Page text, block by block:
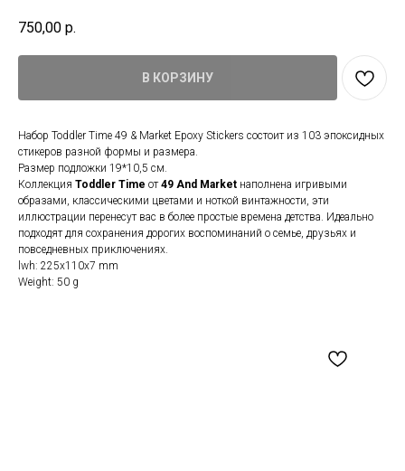
750,00 р.
В КОРЗИНУ
Набор Toddler Time 49 & Market Epoxy Stickers состоит из 103 эпоксидных
стикеров разной формы и размера.
Размер подложки 19*10,5 см.
Коллекция Toddler Time от49 And Market наполнена игривыми
образами, классическими цветами и ноткой винтажности, эти
иллюстрации перенесут вас в более простые времена детства. Идеально
подходят для сохранения дорогих воспоминаний о семье, друзьях и
повседневных приключениях.
lwh: 225x110x7 mm
Weight: 50 g